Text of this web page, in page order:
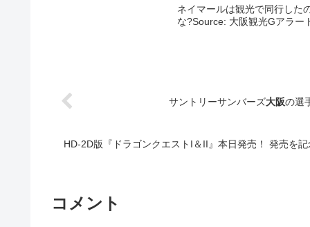
ネイマールは観光で同行した
な?Source: 大阪観光Gアラー
サントリーサンバーズ大阪の選
HD-2D版『ドラゴンクエストI＆II』本日発売！ 発売を
コメント